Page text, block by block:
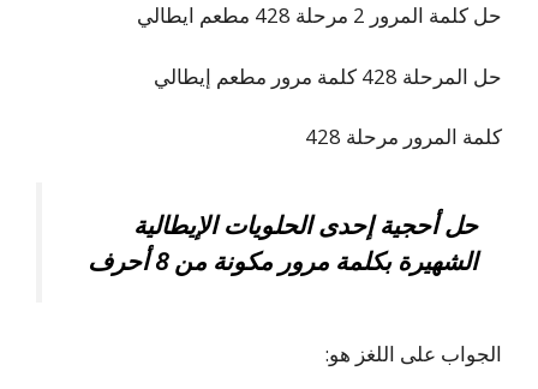
حل كلمة المرور 2 مرحلة 428 مطعم ايطالي
حل المرحلة 428 كلمة مرور مطعم إيطالي
كلمة المرور مرحلة 428
حل أحجية إحدى الحلويات الإيطالية
الشهيرة بكلمة مرور مكونة من 8 أحرف
الجواب على اللغز هو: